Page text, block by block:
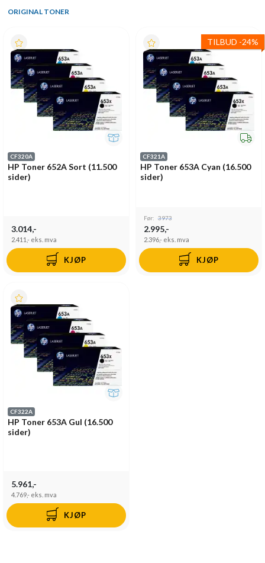
ORIGINAL TONER
CF320A
HP Toner 652A Sort (11.500
sider)
3.014,-
2.411,- eks. mva
KJØP
TILBUD -24%
CF321A
HP Toner 653A Cyan (16.500
sider)
Før: 3973
2.995,-
2.396,- eks. mva
KJØP
CF322A
HP Toner 653A Gul (16.500
sider)
5.961,-
4.769,- eks. mva
KJØP